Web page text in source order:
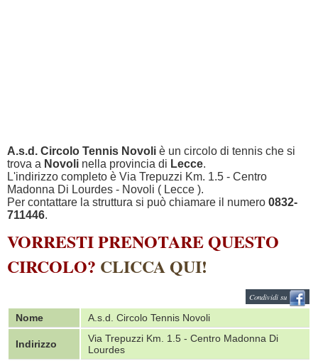
A.s.d. Circolo Tennis Novoli è un circolo di tennis che si
trova a Novoli nella provincia di Lecce.
L'indirizzo completo è Via Trepuzzi Km. 1.5 - Centro
Madonna Di Lourdes - Novoli ( Lecce ).
Per contattare la struttura si può chiamare il numero 0832-
711446.
VORRESTI PRENOTARE QUESTO
CIRCOLO? CLICCA QUI!
Condividi su
Nome A.s.d. Circolo Tennis Novoli
Indirizzo
Via Trepuzzi Km. 1.5 - Centro Madonna Di
Lourdes